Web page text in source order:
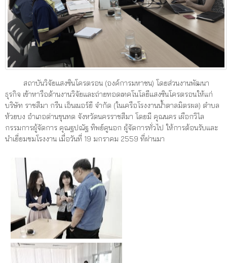
สถาบันวิจัยแสงซินโครตรอน (องค์การมหาชน) โดยส่วนงานพัฒนา
ธุรกิจ เข้าหารือด้านงานวิจัยและถ่ายทอดเทคโนโลยีแสงซินโครตรอนให้แก่
บริษัท ราชสีมา กรีน เอ็นเนอร์ยี จำกัด (ในเครือโรงงานน้ำตาลมิตรผล) ตำบล
ห้วยบง อำเภอด่านขุนทด จังหวัดนครราชสีมา โดยมี คุณนคร เผือกวิไล
กรรมการผู้จัดการ คุณฐปณัฐ ทิพย์คูนอก ผู้จัดการทั่วไป ให้การต้อนรับและ
นำเยี่ยมชมโรงงาน เมื่อวันที่ 19 มกราคม 2559 ที่ผ่านมา